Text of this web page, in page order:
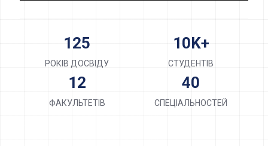
125
РОКІВ ДОСВІДУ
10K+
СТУДЕНТІВ
12
ФАКУЛЬТЕТІВ
40
СПЕЦІАЛЬНОСТЕЙ